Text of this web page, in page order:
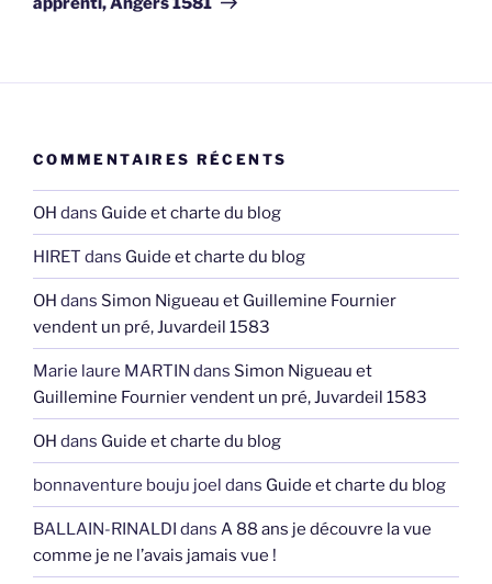
COMMENTAIRES RÉCENTS
OH dans Guide et charte du blog
HIRET dans Guide et charte du blog
OH dans Simon Nigueau et Guillemine Fournier
vendent un pré, Juvardeil 1583
Marie laure MARTIN dans Simon Nigueau et
Guillemine Fournier vendent un pré, Juvardeil 1583
OH dans Guide et charte du blog
bonnaventure bouju joel dans Guide et charte du blog
BALLAIN-RINALDI dans A 88 ans je découvre la vue
comme je ne l’avais jamais vue !